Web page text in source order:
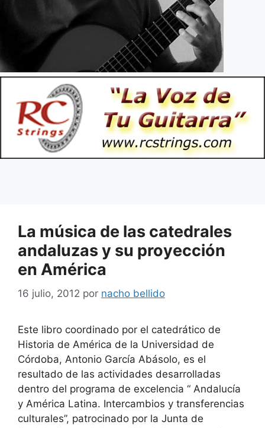
La música de las catedrales
andaluzas y su proyección
en América
16 julio, 2012 por nacho bellido
Este libro coordinado por el catedrático de
Historia de América de la Universidad de
Córdoba, Antonio García Abásolo, es el
resultado de las actividades desarrolladas
dentro del programa de excelencia “ Andalucía
y América Latina. Intercambios y transferencias
culturales”, patrocinado por la Junta de